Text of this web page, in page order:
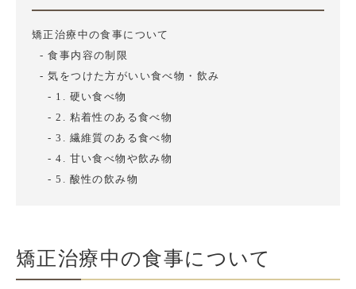
矯正治療中の食事について
食事内容の制限
気をつけた方がいい食べ物・飲み
1. 硬い食べ物
2. 粘着性のある食べ物
3. 繊維質のある食べ物
4. 甘い食べ物や飲み物
5. 酸性の飲み物
矯正治療中の食事について